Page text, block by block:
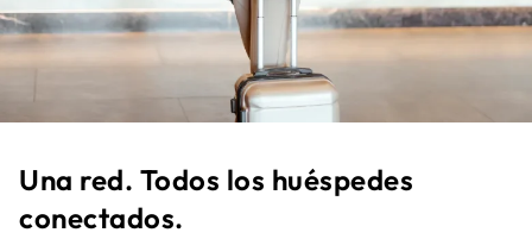
Una red. Todos los huéspedes
conectados.​